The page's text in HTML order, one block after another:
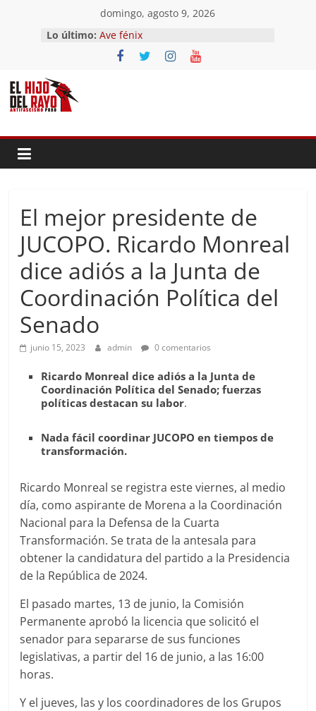
contenido
domingo, agosto 9, 2026
Lo último:
El segundo (Del II Tomo del
Pandemonium)
Ave fénix
¿Dios no existe?
El mejor presidente de
JUCOPO. Ricardo Monreal
dice adiós a la Junta de
Coordinación Política del
Senado
junio 15, 2023 admin 0 comentarios
Ricardo Monreal dice adiós a la Junta de
Coordinación Política del Senado; fuerzas
políticas destacan su labor.
Nada fácil coordinar JUCOPO en tiempos de
transformación.
Ricardo Monreal se registra este viernes, al medio
día, como aspirante de Morena a la Coordinación
Nacional para la Defensa de la Cuarta
Transformación. Se trata de la antesala para
obtener la candidatura del partido a la Presidencia
de la República de 2024.
El pasado martes, 13 de junio, la Comisión
Permanente aprobó la licencia que solicitó el
senador para separarse de sus funciones
legislativas, a partir del 16 de junio, a las 16:00
horas.
Y el jueves, las y los coordinadores de los Grupos